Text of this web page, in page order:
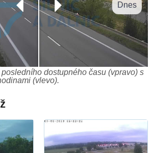
Dnes
dostupného času (vpravo) s
(vlevo).